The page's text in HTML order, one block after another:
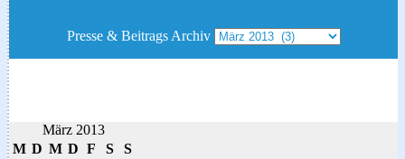
Presse & Beitrags Archiv
März 2013
M D M D F S
S